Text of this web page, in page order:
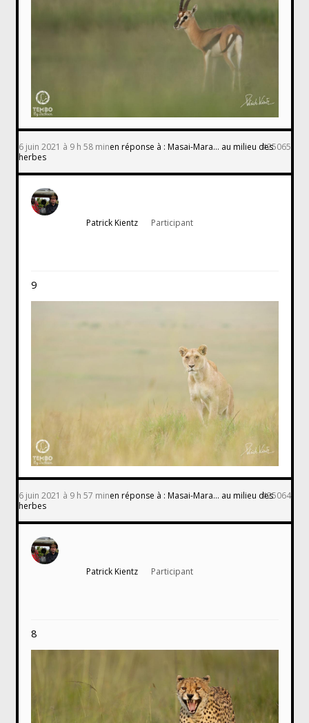
6 juin 2021 à 9 h 58 minen réponse à : Masai-Mara… au milieu des
herbes
#25065
Patrick Kientz Participant
9
6 juin 2021 à 9 h 57 minen réponse à : Masai-Mara… au milieu des
herbes
#25064
Patrick Kientz Participant
8